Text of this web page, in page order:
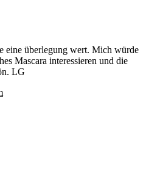
eine überlegung wert. Mich würde
Mascara interessieren und die
LG